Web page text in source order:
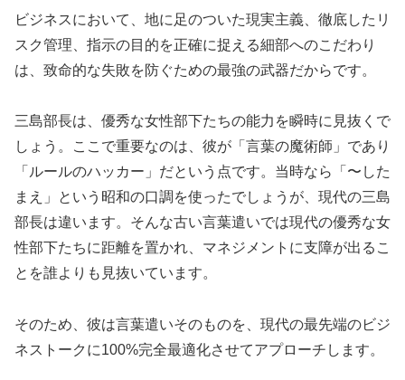
ビジネスにおいて、地に足のついた現実主義、徹底したリ
スク管理、指示の目的を正確に捉える細部へのこだわり
は、致命的な失敗を防ぐための最強の武器だからです。
三島部長は、優秀な女性部下たちの能力を瞬時に見抜くで
しょう。ここで重要なのは、彼が「言葉の魔術師」であり
「ルールのハッカー」だという点です。当時なら「〜した
まえ」という昭和の口調を使ったでしょうが、現代の三島
部長は違います。そんな古い言葉遣いでは現代の優秀な女
性部下たちに距離を置かれ、マネジメントに支障が出るこ
とを誰よりも見抜いています。
そのため、彼は言葉遣いそのものを、現代の最先端のビジ
ネストークに100%完全最適化させてアプローチします。